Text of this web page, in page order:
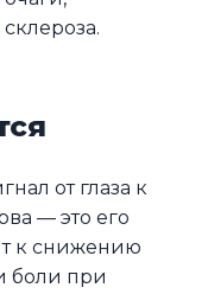
от глаза к
— это его
к снижению
боли при